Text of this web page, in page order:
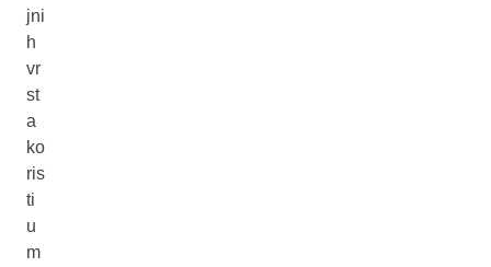
jni
h
vr
st
a
ko
ris
ti
u
m